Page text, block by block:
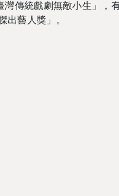
傳統戲劇無敵小生」，
出藝人獎」。